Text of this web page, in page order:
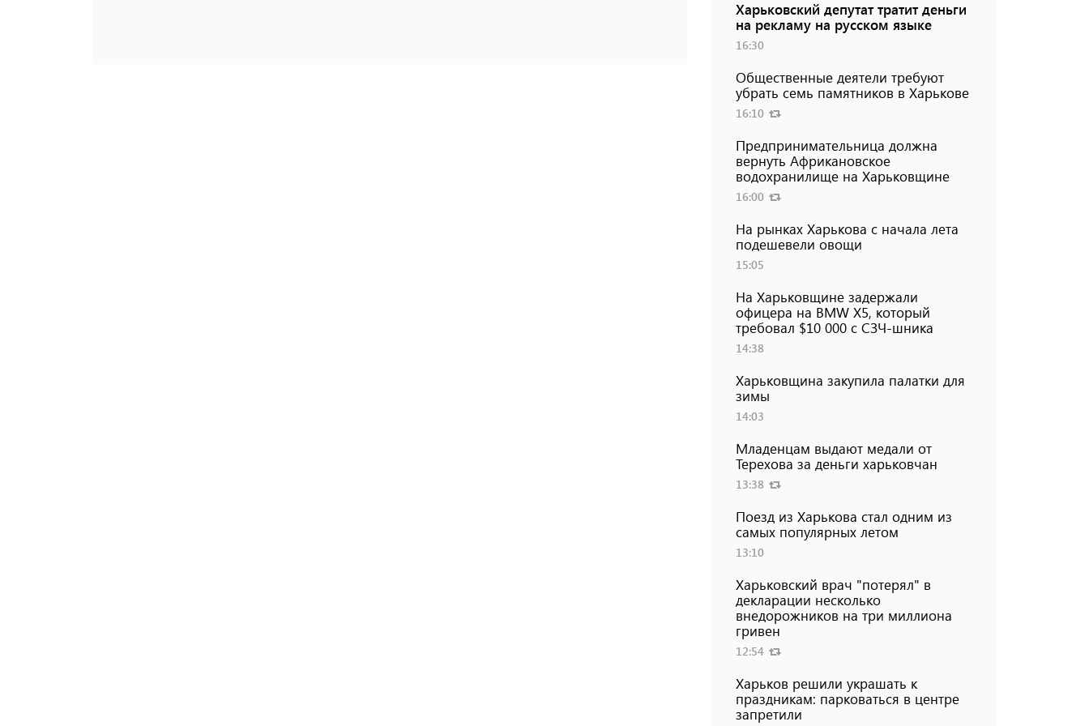
Харьковский депутат тратит деньги
на рекламу на русском языке
16:30
Общественные деятели требуют
убрать семь памятников в Харькове
16:10
Предпринимательница должна
вернуть Африкановское
водохранилище на Харьковщине
16:00
На рынках Харькова с начала лета
подешевели овощи
15:05
На Харьковщине задержали
офицера на BMW Х5, который
требовал $10 000 с СЗЧ-шника
14:38
Харьковщина закупила палатки для
зимы
14:03
Младенцам выдают медали от
Терехова за деньги харьковчан
13:38
Поезд из Харькова стал одним из
самых популярных летом
13:10
Харьковский врач "потерял" в
декларации несколько
внедорожников на три миллиона
гривен
12:54
Харьков решили украшать к
праздникам: парковаться в центре
запретили